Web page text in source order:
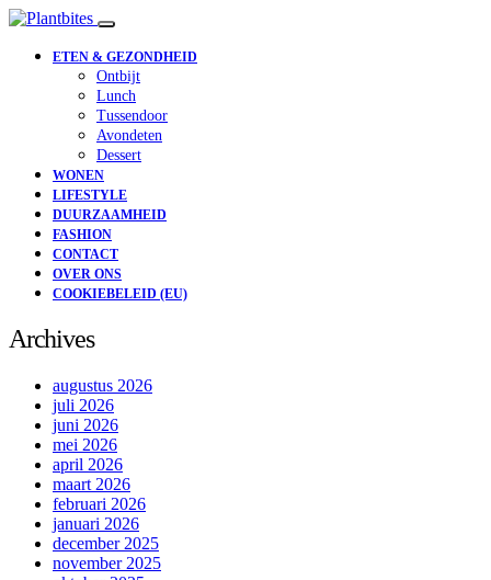
ETEN & GEZONDHEID
Ontbijt
Lunch
Tussendoor
Avondeten
Dessert
WONEN
LIFESTYLE
DUURZAAMHEID
FASHION
CONTACT
OVER ONS
COOKIEBELEID (EU)
Archives
augustus 2026
juli 2026
juni 2026
mei 2026
april 2026
maart 2026
februari 2026
januari 2026
december 2025
november 2025